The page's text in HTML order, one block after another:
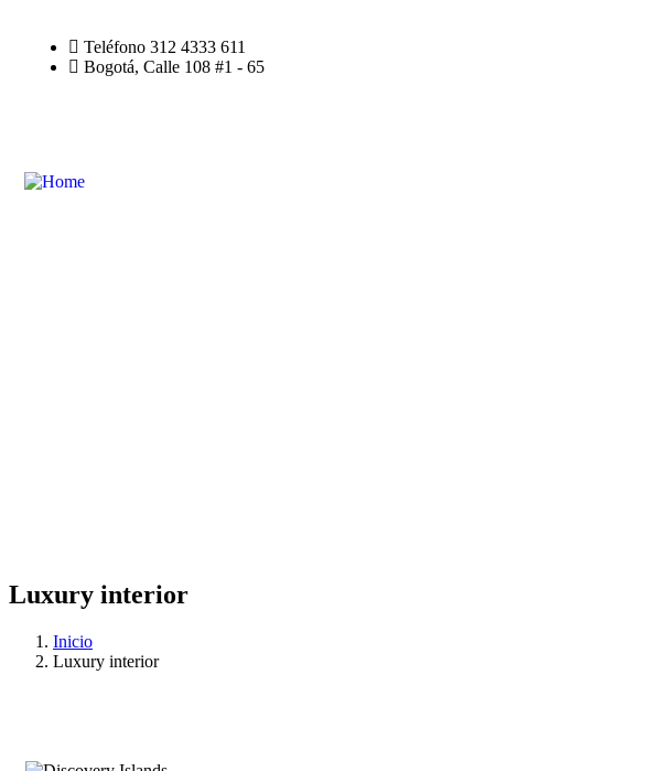
Teléfono 312 4333 611
Bogotá, Calle 108 #1 - 65
Luxury interior
Inicio
Luxury interior